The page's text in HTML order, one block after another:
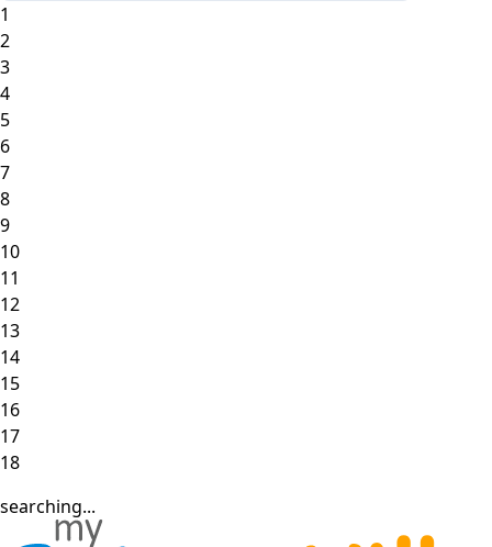
1
2
3
4
5
6
7
8
9
10
11
12
13
14
15
16
17
18
searching...